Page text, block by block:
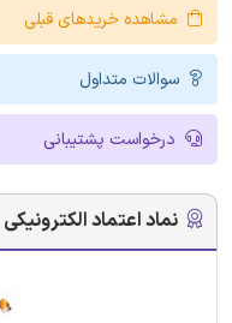
مشاهده خریدهای قبلی
سوالات متداول
درخواست پشتیبانی
نماد اعتماد الکترونیکی